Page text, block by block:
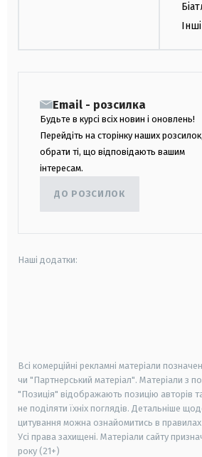
Email - розсилка
Будьте в курсі всіх новин і оновлень!
Перейдіть на сторінку наших
обрати ті, що відповідають вашим
інтересам.
ДО РОЗСИЛОК
Наші додатки:
Всі комерційні рекламні матеріали
чи "Партнерський матеріал". Матеріали з
"Позиція" відображають позицію авторів
не поділяти їхніх поглядів. Детальніше
цитування можна ознайомитись в
Усі права захищені. Матеріали сайту
року (21+)